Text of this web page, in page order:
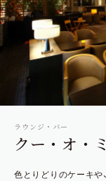
ラウンジ ・ バー
クー ・ オ ・
色とりどりのケーキや